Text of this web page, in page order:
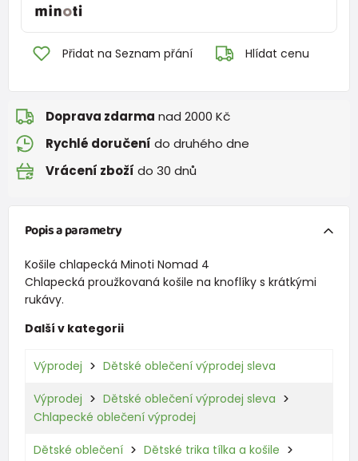
Přidat na Seznam přání Hlídat cenu
Doprava zdarma nad 2000 Kč
Rychlé doručení do druhého dne
Vrácení zboží do 30 dnů
Popis a parametry
Košile chlapecká Minoti Nomad 4
Chlapecká proužkovaná košile na knoflíky s krátkými
rukávy.
Další v kategorii
Výprodej Dětské oblečení výprodej sleva
Výprodej
Dětské oblečení výprodej sleva
Chlapecké oblečení výprodej
Dětské oblečení
Dětské trika tílka a košile